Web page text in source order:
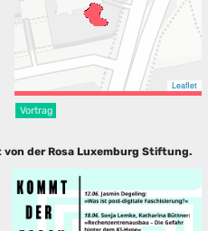
Leaflet
Vortrag
der Rosa Luxemburg Stiftung.